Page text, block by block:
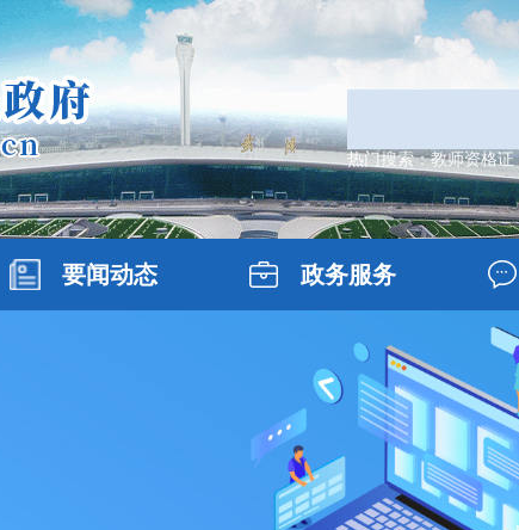
热门搜索：教师资格证
要闻动态 政务服务